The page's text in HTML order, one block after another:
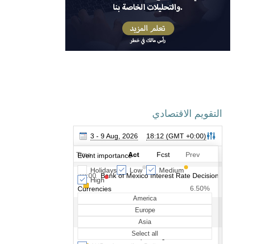
التقويم الاقتصادي